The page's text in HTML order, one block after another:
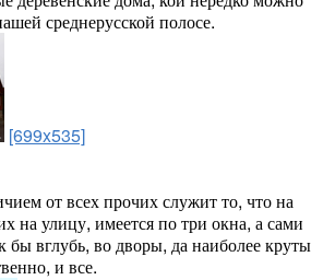
среднерусской полосе.
[699x535]
от всех прочих служит то, что на
на улицу, имеется по три окна, а сами
бы вглубь, во дворы, да наиболее круты
и все.